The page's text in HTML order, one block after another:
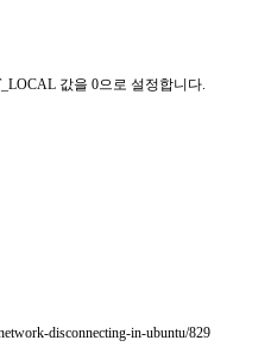
값을 0으로 설정합니다.
disconnecting-in-ubuntu/829